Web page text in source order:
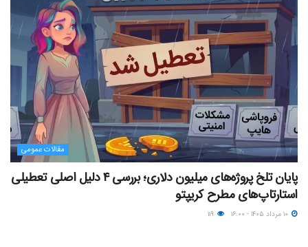
مقالات عمومی
پایان تلخ پروژه‌های میلیون دلاری؛ بررسی ۴ دلیل اصلی تعطیلی
استارتاپ‌های مطرح کریپتو